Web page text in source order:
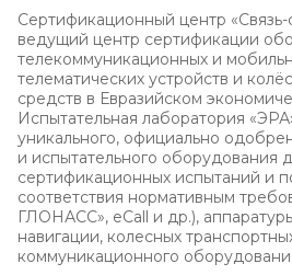
Сертификационный центр «Связь-
ведущий центр сертификации
телекоммуникационных и
телематических устройств и
средств в Евразийском
Испытательная лаборатория
уникального, официально
и испытательного оборудования
сертификационных испытаний и
соответствия нормативным
ГЛОНАСС», eCall и др.),
навигации, колесных
коммуникационного